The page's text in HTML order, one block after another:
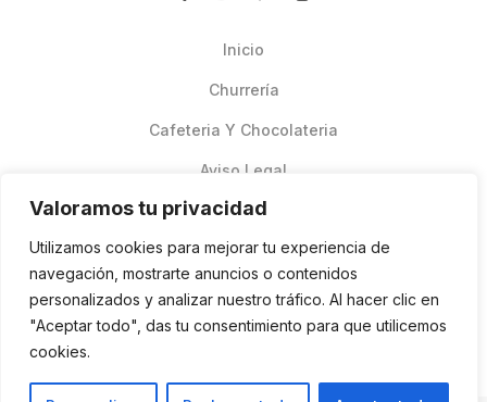
Valoramos tu privacidad
Utilizamos cookies para mejorar tu experiencia de
navegación, mostrarte anuncios o contenidos
personalizados y analizar nuestro tráfico. Al hacer clic en
"Aceptar todo", das tu consentimiento para que utilicemos
cookies.
Inicio
Churrería
Cafeteria Y Chocolateria
Aviso Legal
Pedidos Online Glovo
Contacto